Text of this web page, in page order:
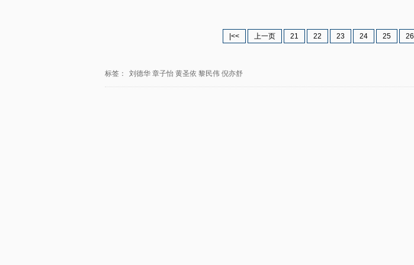
|<< 上一页 21 22 23 24 25 26
标签： 刘德华 章子怡 黄圣依 黎民伟 倪亦舒